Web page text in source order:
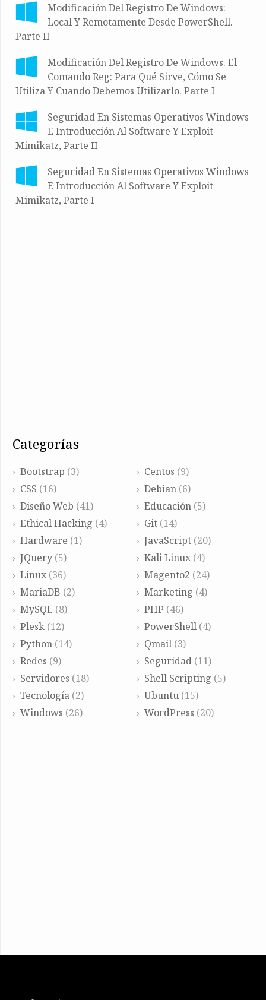
Modificación Del Registro De Windows:
Local Y Remotamente Desde PowerShell.
Parte II
Modificación Del Registro De Windows. El
Comando Reg: Para Qué Sirve, Cómo Se
Utiliza Y Cuando Debemos Utilizarlo. Parte I
Seguridad En Sistemas Operativos Windows
E Introducción Al Software Y Exploit
Mimikatz, Parte II
Seguridad En Sistemas Operativos Windows
E Introducción Al Software Y Exploit
Mimikatz, Parte I
categorías
Bootstrap (3) Centos (9)
CSS (16) Debian(6)
Diseño Web (41) Educación(5)
Ethical Hacking (4) Git(14)
Hardware (1) JavaScript(20)
JQuery (5) Kali Linux(4)
Linux (36) Magento2 (24)
MariaDB (2) Marketing (4)
MySQL (8) PHP (46)
Plesk (12) PowerShell(4)
Python (14) Qmail(3)
Redes (9) Seguridad(11)
Servidores (18) Shell Scripting (5)
Tecnología (2) Ubuntu(15)
Windows (26) WordPress (20)